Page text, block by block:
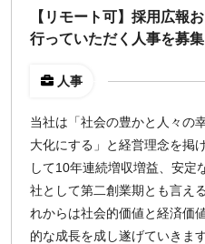
【リモート可】採用広報
行っていただく人事を募集
人事
当社は「社会の豊かと人々の
大化にする」と経営理念を掲
して10年連続増収増益、安定
社として第二創業期とも言え
れからは社会的価値と経済価
的な成長を成し遂げていきま